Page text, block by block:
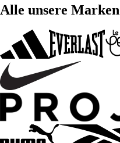
Alle unsere Marken